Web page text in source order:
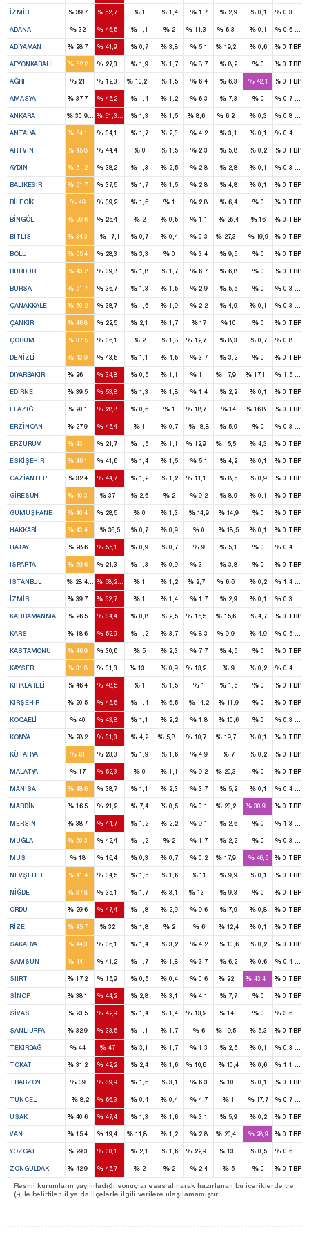
İZMIR %39,7 % 52,7 % 1 % 1,4 % 1,7 % 2,9 % 0,1 % 0,3
ADANA %32 %46,5 % 1,1 % 2 %11,3 % 6,3 % 0,1 % 0,6
ADIYAMAN %28,7 %41,9 % 0,7 % 3,8 % 5,1 %19,2 % 0,6 % 0 TBP
AFYONKARAHISAR %52,2 %27,3 % 1,9 % 1,7 % 8,7 % 8,2 % 0 % 0 TBP
AĞRI %21 %12,3 %10,2 % 1,5 % 6,4 % 6,3 %42,1 % 0 TBP
AMASYA %37,7 %45,2 % 1,4 % 1,2 % 6,3 % 7,3 % 0 % 0,7
ANKARA % 30,9 % 51,3 % 1,3 % 1,5 % 8,6 % 6,2 % 0,3 % 0,8
ANTALYA %54,1 %34,1 % 1,7 % 2,3 % 4,2 % 3,1 % 0,1 % 0,4
ARTVIN %45,8 %44,4 % 0 % 1,5 % 2,3 % 5,8 % 0,2 % 0 TBP
AYDIN %51,2 %38,2 % 1,3 % 2,5 % 2,8 % 2,8 % 0,1 % 0,3
BALIKESIR %51,7 %37,5 % 1,7 % 1,5 % 2,8 % 4,8 % 0,1 % 0 TBP
BILECIK %49 %39,2 % 1,6 % 1 % 2,8 % 6,4 % 0 % 0 TBP
BINGÖL %29,6 %25,4 % 2 % 0,5 % 1,1 %25,4 %16 % 0 TBP
BITLIS %34,3 %17,1 % 0,7 % 0,4 % 0,3 %27,3 %19,9 % 0 TBP
BOLU %55,4 %28,3 % 3,3 % 0 % 3,4 % 9,5 % 0 % 0 TBP
BURDUR %43,2 %39,8 % 1,8 % 1,7 % 6,7 % 6,8 % 0 % 0 TBP
BURSA %51,7 %36,7 % 1,3 % 1,5 % 2,9 % 5,5 % 0 % 0,3
ÇANAKKALE %50,2 %38,7 % 1,6 % 1,9 % 2,2 % 4,9 % 0,1 % 0,3
ÇANKIRI %46,8 %22,5 % 2,1 % 1,7 %17 %10 % 0 % 0 TBP
ÇORUM %37,5 %36,1 % 2 % 1,8 %12,7 % 8,3 % 0,7 % 0,8
DENIZLI %43,9 %43,5 % 1,1 % 4,5 % 3,7 % 3,2 % 0 % 0 TBP
DIYARBAKIR %26,1 %34,8 % 0,5 % 1,1 % 1,1 %17,9 %17,1 % 1,5
EDIRNE %39,5 %53,8 % 1,3 % 1,8 % 1,4 % 2,2 % 0,1 % 0 TBP
ELAZIĞ %20,1 %28,8 % 0,6 % 1 %18,7 %14 %16,8 % 0 TBP
ERZINCAN %27,9 %45,4 % 1 % 0,7 %18,8 % 5,9 % 0 % 0,3
ERZURUM %43,1 %21,7 % 1,5 % 1,1 %12,9 %15,5 % 4,3 % 0 TBP
ESKIŞEHIR %46,1 %41,6 % 1,4 % 1,5 % 5,1 % 4,2 % 0,1 % 0 TBP
GAZIANTEP %32,4 %44,7 % 1,2 % 1,2 %11,1 % 8,5 % 0,9 % 0 TBP
GIRESUN %40,3 %37 % 2,6 % 2 % 9,2 % 8,9 % 0,1 % 0 TBP
GÜMÜŞHANE %40,4 %28,5 % 0 % 1,3 %14,9 %14,9 % 0 % 0 TBP
HAKKARI %43,4 %36,5 % 0,7 % 0,9 % 0 %18,5 % 0,1 % 0 TBP
HATAY %28,6 %55,1 % 0,9 % 0,7 % 9 % 5,1 % 0 % 0,4
ISPARTA %69,6 %21,3 % 1,3 % 0,9 % 3,1 % 3,8 % 0 % 0 TBP
İSTANBUL % 28,4 % 58,2 % 1 % 1,2 % 2,7 % 6,6 % 0,2 % 1,4
İZMIR %39,7 % 52,7 % 1 % 1,4 % 1,7 % 2,9 % 0,1 % 0,3
KAHRAMANMARAŞ%26,5 %34,4 % 0,8 % 2,5 %15,5 %15,6 % 4,7 % 0 TBP
KARS %18,6 %52,9 % 1,2 % 3,7 % 8,3 % 9,9 % 4,9 % 0,5
KASTAMONU %46,9 %30,6 % 5 % 2,3 % 7,7 % 4,5 % 0 % 0 TBP
KAYSERI %31,8 %31,3 %13 % 0,9 %13,2 % 9 % 0,2 % 0,4
KIRKLARELI %46,4 %48,5 % 1 % 1,5 % 1 % 1,5 % 0 % 0 TBP
KIRŞEHIR %20,5 %45,5 % 1,4 % 6,5 %14,2 %11,9 % 0 % 0 TBP
KOCAELI %40 %43,8 % 1,1 % 2,2 % 1,8 %10,6 % 0 % 0,3
KONYA %28,2 %31,3 % 4,2 % 5,8 %10,7 %19,7 % 0,1 % 0 TBP
KÜTAHYA %61 %23,3 % 1,9 % 1,6 % 4,9 % 7 % 0,2 % 0 TBP
MALATYA %17 %52,3 % 0 % 1,1 % 9,2 %20,3 % 0 % 0 TBP
MANISA %48,6 %38,7 % 1,1 % 2,3 % 3,7 % 5,2 % 0,1 % 0,4
MARDIN %16,5 %21,2 % 7,4 % 0,5 % 0,1 %23,2 %30,9 % 0 TBP
MERSIN %38,7 %44,7 % 1,2 % 2,2 % 9,1 % 2,6 % 0 % 1,3
MUĞLA %50,3 %42,4 % 1,2 % 2 % 1,7 % 2,2 % 0 % 0,3
MUŞ %18 %16,4 % 0,3 % 0,7 % 0,2 %17,9 %46,5 % 0 TBP
NEVŞEHIR %41,4 %34,5 % 1,5 % 1,6 %11 % 9,9 % 0,1 % 0 TBP
NIĞDE %37,8 %35,1 % 1,7 % 3,1 %13 % 9,3 % 0 % 0 TBP
ORDU %29,6 %47,4 % 1,8 % 2,9 % 9,6 % 7,9 % 0,8 % 0 TBP
RIZE %45,7 %32 % 1,8 % 2 % 6 %12,4 % 0,1 % 0 TBP
SAKARYA %44,3 %36,1 % 1,4 % 3,2 % 4,2 %10,6 % 0,2 % 0 TBP
SAMSUN %44,1 %41,2 % 1,7 % 1,8 % 3,7 % 6,2 % 0,6 % 0,4
SIIRT %17,2 %15,9 % 0,5 % 0,4 % 0,6 %22 %43,4 % 0 TBP
SINOP %38,1 %44,2 % 2,8 % 3,1 % 4,1 % 7,7 % 0 % 0 TBP
SIVAS %23,5 %42,9 % 1,4 % 1,4 %13,2 %14 % 0 % 3,6
ŞANLIURFA %32,9 %33,5 % 1,1 % 1,7 % 6 %19,5 % 5,3 % 0 TBP
TEKIRDAĞ %44 %47 % 3,1 % 1,7 % 1,3 % 2,5 % 0,1 % 0,3
TOKAT %31,2 %42,2 % 2,4 % 1,6 %10,6 %10,4 % 0,6 % 1,1
TRABZON %39 %39,9 % 1,6 % 3,1 % 6,3 %10 % 0,1 % 0 TBP
TUNCELI % 8,2 %66,3 % 0,4 % 0,4 % 4,7 % 1 %17,7 % 0,7
UŞAK %40,6 %47,4 % 1,3 % 1,6 % 3,1 % 5,9 % 0,2 % 0 TBP
VAN %15,4 %19,4 %11,8 % 1,2 % 2,8 %20,4 %28,9 % 0 TBP
YOZGAT %29,3 %30,1 % 2,1 % 1,6 %22,9 %13 % 0,5 % 0,6
ZONGULDAK %42,9 %45,7 % 2 % 2 % 2,4 % 5 % 0 % 0 TBP
Resmi kurumların yayımladığı sonuçlar esas alınarak hazırlanan bu içeriklerde tre
(-) ile belirtilen il ya da ilçelerle ilgili verilere ulaşılamamıştır.